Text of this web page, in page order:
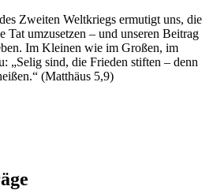
Zweiten Weltkriegs ermutigt uns, die
umzusetzen – und unseren Beitrag
Im Kleinen wie im Großen, im
„Selig sind, die Frieden stiften – denn
(Matthäus 5,9)